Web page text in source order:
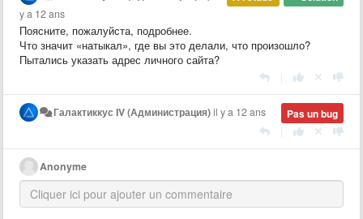
y a 12 ans
Поясните, пожалуйста, подробнее.
Что значит «натыкал», где вы это делали, что произошло?
Пытались указать адрес личного сайта?
Pas un bug
Галактиккус IV (Администрация)il y a 12 ans
Anonyme